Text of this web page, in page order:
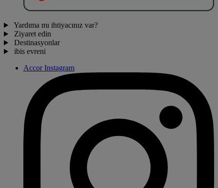
Yardıma mı ihtiyacınız var?
Ziyaret edin
Destinasyonlar
ibis evreni
Accor Instagram